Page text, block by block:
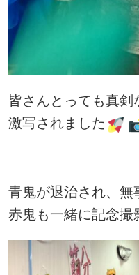
皆さんとっても真
激写されました
青鬼が退治され、無
赤鬼も一緒に記念撮